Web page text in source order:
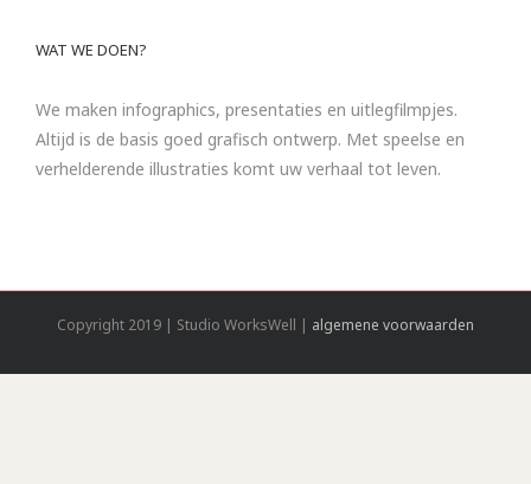
WAT WE DOEN?
We maken infographics, presentaties en uitlegfilmpjes.
Altijd is de basis goed grafisch ontwerp. Met speelse en
verhelderende illustraties komt uw verhaal tot leven.
Copyright 2019 | Studio WorksWell | algemene voorwaarden